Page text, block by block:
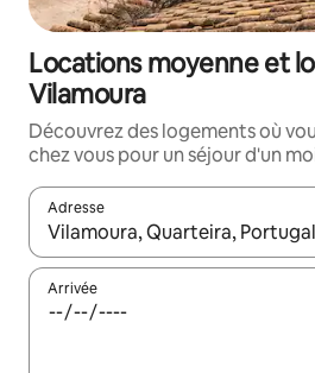
Locations moyenne et
Vilamoura
Découvrez des logements où
chez vous pour un séjour d'un
Adresse
Lorsque les résultats s'affichent,
Arrivée